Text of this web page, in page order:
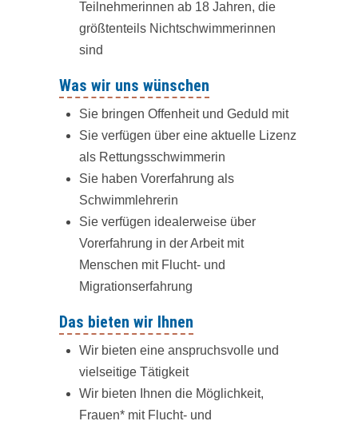
Teilnehmerinnen ab 18 Jahren, die
größtenteils Nichtschwimmerinnen
sind
Was wir uns wünschen
Sie bringen Offenheit und Geduld mit
Sie verfügen über eine aktuelle Lizenz
als Rettungsschwimmerin
Sie haben Vorerfahrung als
Schwimmlehrerin
Sie verfügen idealerweise über
Vorerfahrung in der Arbeit mit
Menschen mit Flucht- und
Migrationserfahrung
Das bieten wir Ihnen
Wir bieten eine anspruchsvolle und
vielseitige Tätigkeit
Wir bieten Ihnen die Möglichkeit,
Frauen* mit Flucht- und